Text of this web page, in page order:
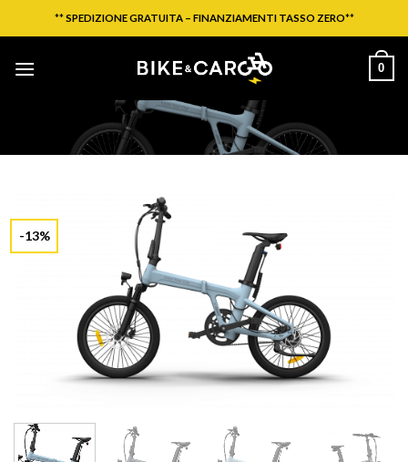
ai
**SPEDIZIONE GRATUITA – FINANZIAMENTI TASSO ZERO**
0
-13%